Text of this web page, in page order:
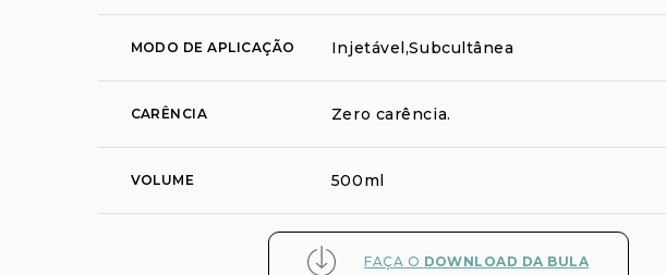
MODO DE APLICAÇÃO Injetável,Subcultânea
CARÊNCIA Zero carência.
VOLUME 500ml
FAÇA O DOWNLOAD DA BULA